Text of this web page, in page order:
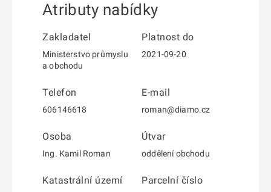
Atributy nabídky
Zakladatel
Ministerstvo průmyslu
a obchodu
Platnost do
2021-09-20
Telefon
606146618
E-mail
roman@diamo.cz
Osoba
Ing. Kamil Roman
Útvar
oddělení obchodu
Katastrální území Parcelní číslo